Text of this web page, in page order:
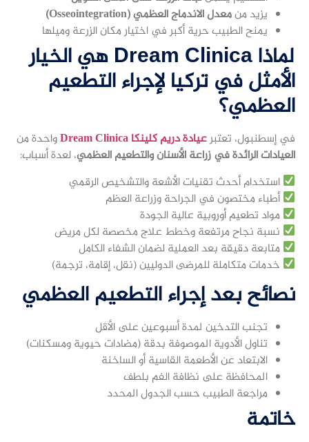
يزيد منمعدل الاندماج العظمي (Osseointegration)
يمنح الطبيب حرية أكبر في اختيار مكان الزرعة وميلها
لماذا Dream Clinica هي الخيار
الأمثل في تركيا لإجراء التطعيم
العظمي؟
في إسطنبول، تعتبرعيادة دريم كلينكا Dream Clinica
واحدة من
العيادات الرائدة في زراعة الأسنان والتطعيم العظمي، لعدة أسباب:
استخدام أحدث تقنيات الأشعة والتشخيص الرقمي
أطباء مختصون في الجراحة وزراعة العظم
مواد تطعيم أوروبية عالية الجودة
نسبة نجاح مرتفعة وخطط علاج مخصصة لكل مريض
متابعة دقيقة بعد العملية لضمان الشفاء الكامل
خدمات متكاملة للمرضى الدوليين (نقل، إقامة، ترجمة)
نصائح بعد إجراء التطعيم العظمي
تجنب التدخين لمدة أسبوعين على الأقل
تناول الأدوية الموصوفة بدقة (مضادات حيوية ومسكنات)
الابتعاد عن الأطعمة القاسية أو الساخنة
المحافظة على نظافة الفم بلطف
مراجعة الطبيب حسب الجدول المحدد
خاتمة